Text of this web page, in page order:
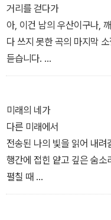
―「거칠고 들쭉날쭉한 점들」
거리를 걷다가
아, 이건 남의 우산이구나,
다 쓰지 못한 곡의 마지막
듣습니다.
너에게 들려주고 싶었던 노
이상하게도
다른 사람이 부른 후렴구가
그것이 참 아름답습니다.
미래의 네가
다른 미래에서
전송된 나의 빛을 읽어 내려
행간에 접힌 얕고 깊은 숨소
펼칠 때